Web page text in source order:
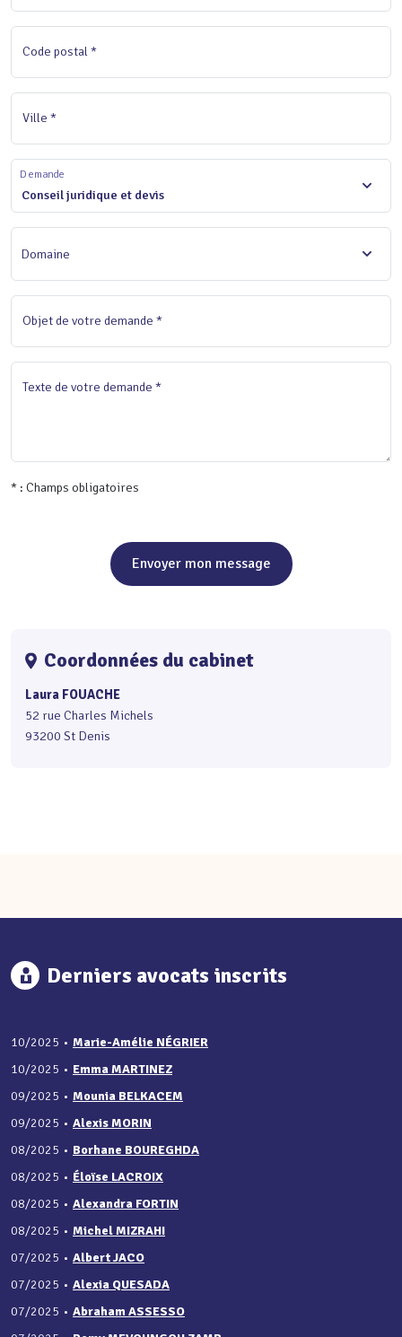
Code postal *
Ville *
Conseil juridique et devis
Demande
Domaine
Objet de votre demande *
Texte de votre demande *
* : Champs obligatoires
Envoyer mon message
Coordonnées du cabinet
Laura FOUACHE
52 rue Charles Michels
93200 St Denis
Derniers avocats inscrits
10/2025 • Marie-Amélie NÉGRIER
10/2025 • Emma MARTINEZ
09/2025 • Mounia BELKACEM
09/2025 • Alexis MORIN
08/2025 • Borhane BOUREGHDA
08/2025 • Éloïse LACROIX
08/2025 • Alexandra FORTIN
08/2025 • Michel MIZRAHI
07/2025 • Albert JACO
07/2025 • Alexia QUESADA
07/2025 • Abraham ASSESSO